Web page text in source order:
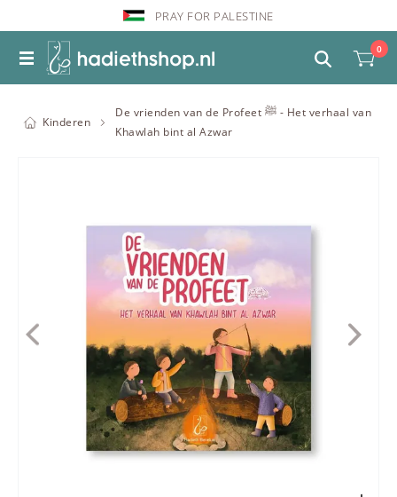
PRAY FOR PALESTINE
0
Kinderen
De vrienden van de Profeet ﷺ - Het verhaal van
Khawlah bint al Azwar